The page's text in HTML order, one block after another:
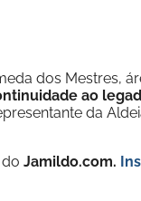
dos Mestres,
ao
da
Jamildo.com.